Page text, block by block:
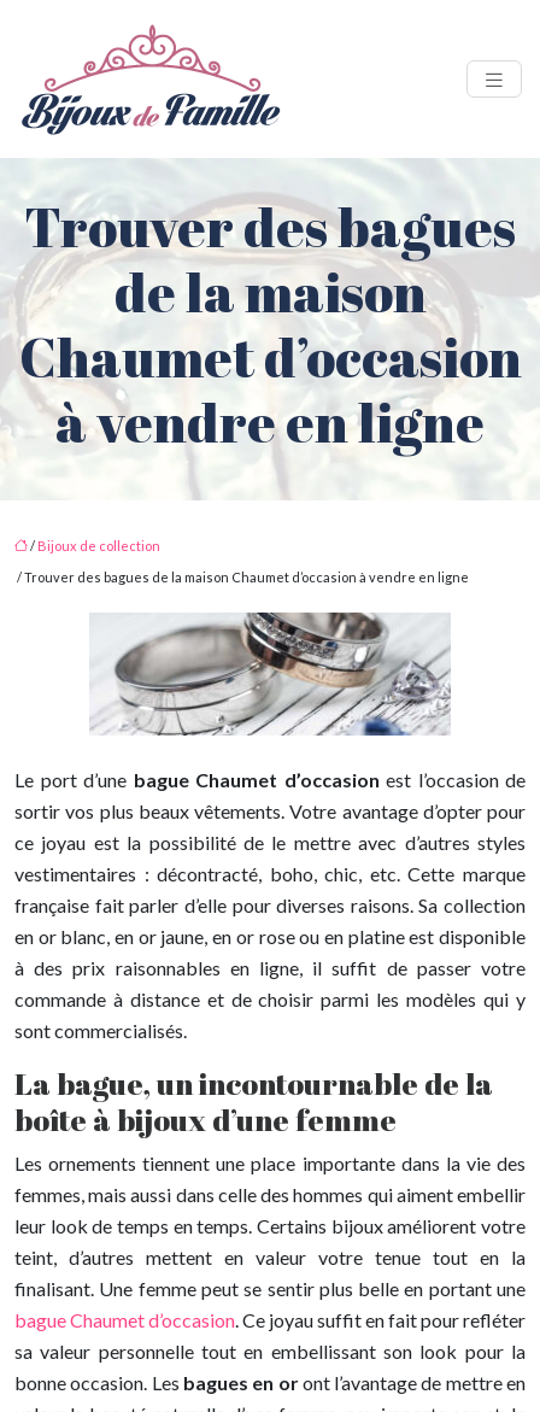
Trouver des bagues
de la maison
Chaumet d’occasion
à vendre en ligne
/ Bijoux de collection
/ Trouver des bagues de la maison Chaumet d’occasion à vendre en ligne
Le port d’une bague Chaumet d’occasion est l’occasion de
sortir vos plus beaux vêtements. Votre avantage d’opter pour
ce joyau est la possibilité de le mettre avec d’autres styles
vestimentaires : décontracté, boho, chic, etc. Cette marque
française fait parler d’elle pour diverses raisons. Sa collection
en or blanc, en or jaune, en or rose ou en platine est disponible
à des prix raisonnables en ligne, il suffit de passer votre
commande à distance et de choisir parmi les modèles qui y
sont commercialisés.
La bague, un incontournable de la
boîte à bijoux d’une femme
Les ornements tiennent une place importante dans la vie des
femmes, mais aussi dans celle des hommes qui aiment embellir
leur look de temps en temps. Certains bijoux améliorent votre
teint, d’autres mettent en valeur votre tenue tout en la
finalisant. Une femme peut se sentir plus belle en portant une
bague Chaumet d’occasion. Ce joyau suffit en fait pour refléter
sa valeur personnelle tout en embellissant son look pour la
bonne occasion. Les bagues en oront l’avantage de mettre en